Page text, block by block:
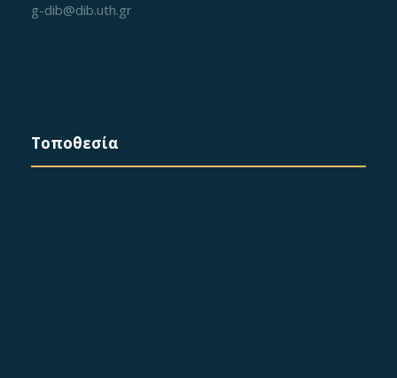
g-dib@dib.uth.gr
Τοποθεσία